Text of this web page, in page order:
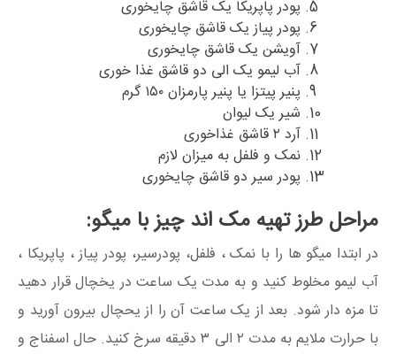
پودر پاپریکا یک قاشق چایخوری
پودر پیاز یک قاشق چایخوری
آویشن یک قاشق چایخوری
آب لیمو یک الی دو قاشق غذا خوری
پنیر پیتزا یا پنیر پارمزان ۱۵۰ گرم
شیر یک لیوان
آرد ۲ قاشق غذاخوری
نمک و فلفل به میزان لازم
پودر سیر دو قاشق چایخوری
مراحل طرز تهیه مک اند چیز با میگو:
در ابتدا میگو ها را با نمک ، فلفل، پودرسیر، پودر پیاز ، پاپریکا ،
آب لیمو مخلوط کنید و به مدت یک ساعت در یخچال قرار دهید
تا مزه دار شود. بعد از یک ساعت آن را از یحچال بیرون آورید و
با حرارت ملایم به مدت ۲ الی ۳ دقیقه سرخ کنید. حال اسفناج و